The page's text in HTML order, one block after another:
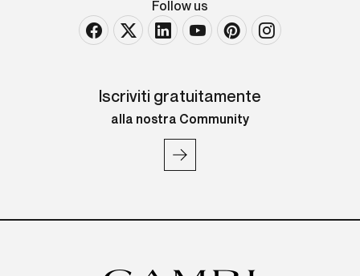
Follow us
Iscriviti gratuitamente
alla nostra Community